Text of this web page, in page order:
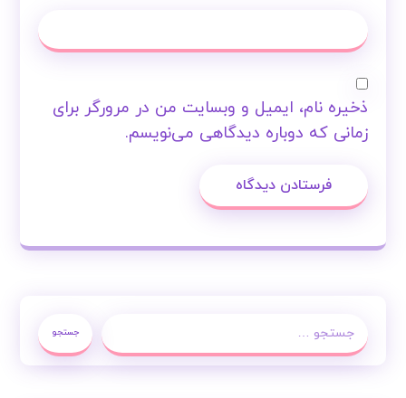
ذخیره نام، ایمیل و وبسایت من در مرورگر برای
زمانی که دوباره دیدگاهی می‌نویسم.
فرستادن دیدگاه
جستجو